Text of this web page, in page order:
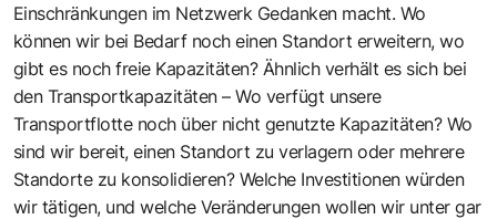
Einschränkungen im Netzwerk Gedanken macht. Wo
können wir bei Bedarf noch einen Standort erweitern, wo
gibt es noch freie Kapazitäten? Ähnlich verhält es sich bei
den Transportkapazitäten – Wo verfügt unsere
Transportflotte noch über nicht genutzte Kapazitäten? Wo
sind wir bereit, einen Standort zu verlagern oder mehrere
Standorte zu konsolidieren? Welche Investitionen würden
wir tätigen, und welche Veränderungen wollen wir unter gar